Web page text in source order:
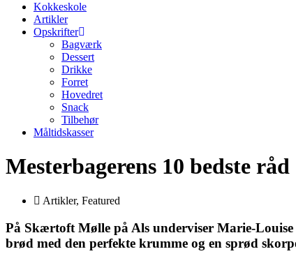
Kokkeskole
Artikler
Opskrifter
Bagværk
Dessert
Drikke
Forret
Hovedret
Snack
Tilbehør
Måltidskasser
Mesterbagerens 10 bedste råd
Artikler, Featured
På Skærtoft Mølle på Als underviser Marie-
brød med den perfekte krumme og en sprød